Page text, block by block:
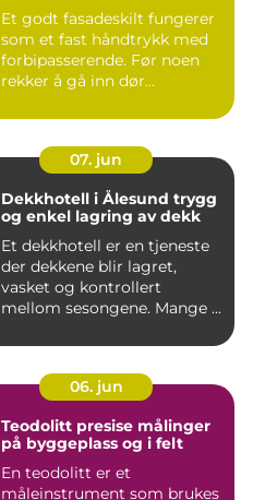
Et godt fasadeskilt fungerer
som et fast håndtrykk med
forbipasserende. Før noen
rekker å gå inn dør...
07. jun
Dekkhotell i Ålesund trygg
og enkel lagring av dekk
Et dekkhotell er en tjeneste
der dekkene blir lagret,
vasket og kontrollert
mellom sesongene. Mange ...
06. jun
Teodolitt presise målinger
på byggeplass og i felt
En teodolitt er et
måleinstrument som brukes